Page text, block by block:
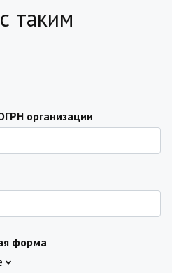
таким
организации
форма